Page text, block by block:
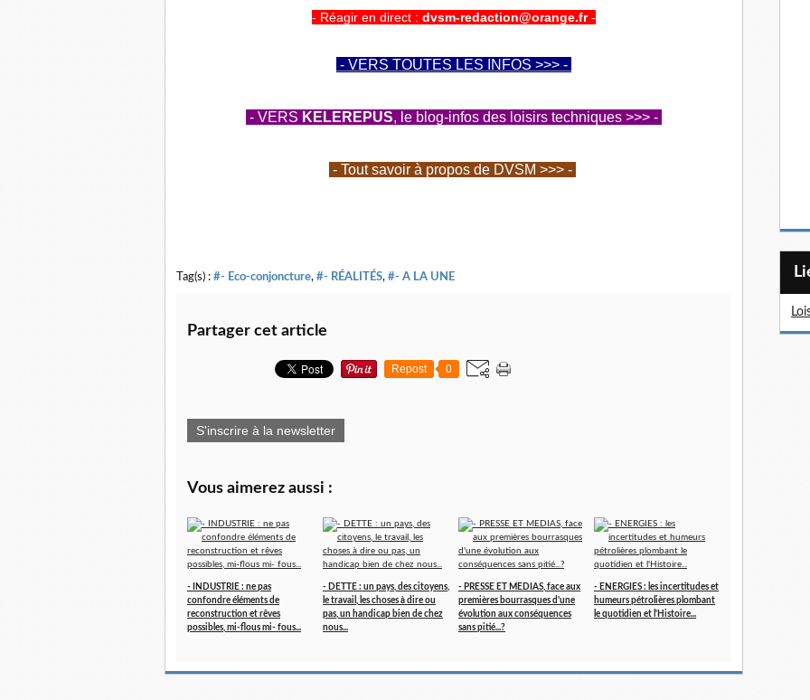
- Réagir en direct : dvsm-redaction@orange.fr-
- VERS TOUTES LES INFOS >>> -
- VERS KELEREPUS, le blog-infos des loisirs techniques >>> -
- Tout savoir à propos de DVSM >>> -
Tag(s) : #- Eco-conjoncture, #- RÉALITÉS, #- A LA UNE
Partager cet article
Repost 0
S'inscrire à la newsletter
Vous aimerez aussi :
- INDUSTRIE : ne pas
confondre éléments de
reconstruction et rêves
possibles, mi-flous mi- fous...
- DETTE : un pays, des citoyens,
le travail, les choses à dire ou
pas, un handicap bien de chez
nous...
- PRESSE ET MEDIAS, face aux
premières bourrasques d'une
évolution aux conséquences
sans pitié...?
- ENERGIES : les incertitudes et
humeurs pétrolières plombant
le quotidien et l'Histoire...